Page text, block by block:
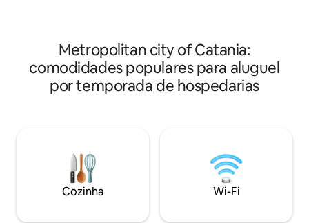
para visitar a
Metropolitan city of Catania:
comodidades populares para aluguel
por temporada de hospedarias
Cozinha Wi-Fi